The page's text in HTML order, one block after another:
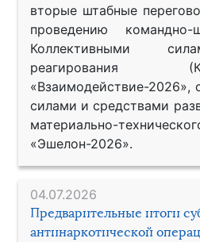
вторые штабные
проведению
Коллективными
«Взаимодействие-2026»,
силами и средствами
материально-
«Эшелон-2026».
04.07.2026
Предварительные итоги
антинаркотической